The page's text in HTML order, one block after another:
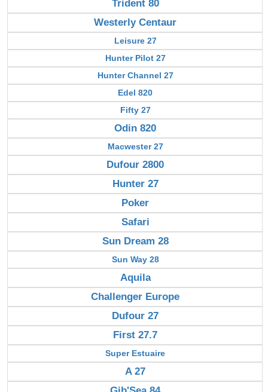
Trident 80
Westerly Centaur
Leisure 27
Hunter Pilot 27
Hunter Channel 27
Edel 820
Fifty 27
Odin 820
Macwester 27
Dufour 2800
Hunter 27
Poker
Safari
Sun Dream 28
Sun Way 28
Aquila
Challenger Europe
Dufour 27
First 27.7
Super Estuaire
A 27